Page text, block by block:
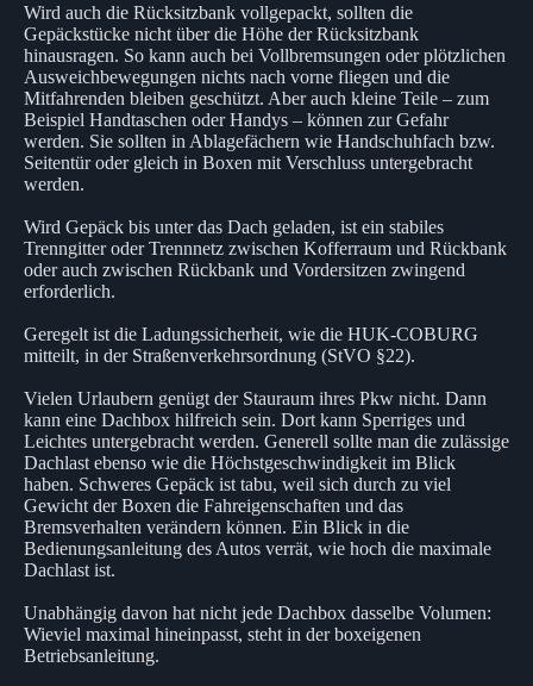
Wird auch die Rücksitzbank vollgepackt, sollten die
Gepäckstücke nicht über die Höhe der Rücksitzbank
hinausragen. So kann auch bei Vollbremsungen oder plötzlichen
Ausweichbewegungen nichts nach vorne fliegen und die
Mitfahrenden bleiben geschützt. Aber auch kleine Teile – zum
Beispiel Handtaschen oder Handys – können zur Gefahr
werden. Sie sollten in Ablagefächern wie Handschuhfach bzw.
Seitentür oder gleich in Boxen mit Verschluss untergebracht
werden.
Wird Gepäck bis unter das Dach geladen, ist ein stabiles
Trenngitter oder Trennnetz zwischen Kofferraum und Rückbank
oder auch zwischen Rückbank und Vordersitzen zwingend
erforderlich.
Geregelt ist die Ladungssicherheit, wie die HUK-COBURG
mitteilt, in der Straßenverkehrsordnung (StVO §22).
Vielen Urlaubern genügt der Stauraum ihres Pkw nicht. Dann
kann eine Dachbox hilfreich sein. Dort kann Sperriges und
Leichtes untergebracht werden. Generell sollte man die zulässige
Dachlast ebenso wie die Höchstgeschwindigkeit im Blick
haben. Schweres Gepäck ist tabu, weil sich durch zu viel
Gewicht der Boxen die Fahreigenschaften und das
Bremsverhalten verändern können. Ein Blick in die
Bedienungsanleitung des Autos verrät, wie hoch die maximale
Dachlast ist.
Unabhängig davon hat nicht jede Dachbox dasselbe Volumen:
Wieviel maximal hineinpasst, steht in der boxeigenen
Betriebsanleitung.